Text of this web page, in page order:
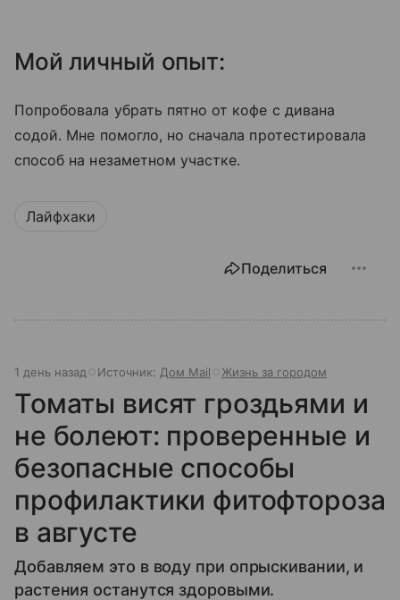
Мой личный опыт:
Попробовала убрать пятно от кофе с дивана
содой. Мне помогло, но сначала протестировала
способ на незаметном участке.
Лайфхаки
Поделиться
1 день назад Источник: Дом Mail Жизнь за городом
Томаты висят гроздьями и
не болеют: проверенные и
безопасные способы
профилактики фитофтороза
в августе
Добавляем это в воду при опрыскивании, и
растения останутся здоровыми.